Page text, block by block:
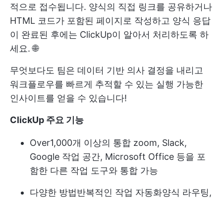
적으로 접수됩니다. 양식의 직접 링크를 공유하거나
HTML 코드가 포함된 페이지로 작성하고 양식 응답
이 완료된 후에는 ClickUp이 알아서 처리하도록 하
세요. 🌐
무엇보다도 팀은 데이터 기반 의사 결정을 내리고
워크플로우를 빠르게 추적할 수 있는 실행 가능한
인사이트를 얻을 수 있습니다!
ClickUp 주요 기능
Over1,000개 이상의 통합 zoom, Slack,
Google 작업 공간, Microsoft Office 등을 포
함한 다른 작업 도구와 통합 가능
다양한 방법반복적인 작업 자동화양식 라우팅,